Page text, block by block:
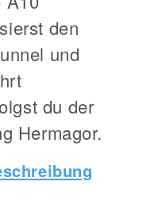
den
und
du der
Hermagor.